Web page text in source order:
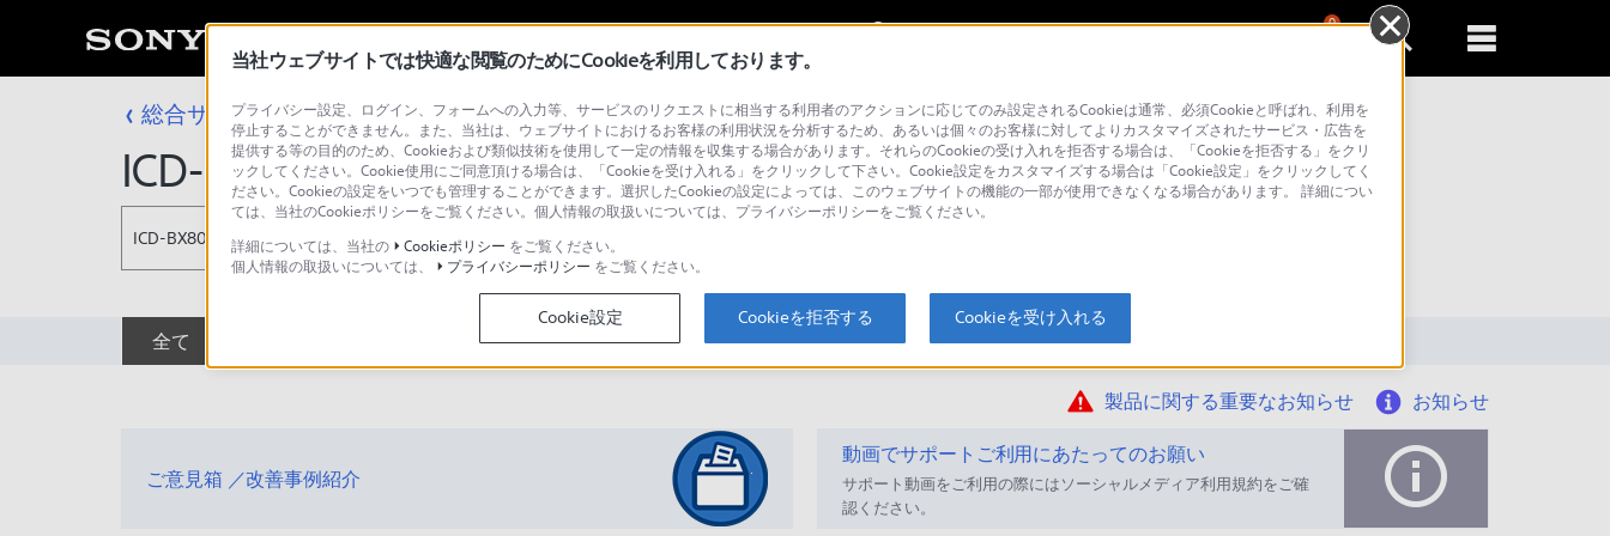
0
総合サポート・お問い合わせ ICD シリーズ
ICD-BX80
ICD-BX80
全て 取扱説明書 Q&A
製品に関する重要なお知らせ お知らせ
ご意見箱 ／改善事例紹介
動画でサポートご利用にあたってのお願い
サポート動画をご利用の際にはソーシャルメディア利用規約をご確
認ください。
当社ウェブサイトでは快適な閲覧のためにCookieを利用しております。
プライバシー設定、ログイン、フォームへの入力等、サービスのリクエストに相当する利用者のアクションに応じてのみ設定されるCookieは通常、必須Cookieと呼ばれ、利用を
停止することができません。また、当社は、ウェブサイトにおけるお客様の利用状況を分析するため、あるいは個々のお客様に対してよりカスタマイズされたサービス・広告を
提供する等の目的のため、Cookieおよび類似技術を使用して一定の情報を収集する場合があります。それらのCookieの受け入れを拒否する場合は、「Cookieを拒否する」をクリ
ックしてください。Cookie使用にご同意頂ける場合は、「Cookieを受け入れる」をクリックして下さい。Cookie設定をカスタマイズする場合は「Cookie設定」をクリックしてく
ださい。Cookieの設定をいつでも管理することができます。選択したCookieの設定によっては、このウェブサイトの機能の一部が使用できなくなる場合があります。 詳細につい
ては、当社のCookieポリシーをご覧ください。個人情報の取扱いについては、プライバシーポリシーをご覧ください。
詳細については、当社の
Cookieポリシー をご覧ください。
個人情報の取扱いについては、
プライバシーポリシー をご覧ください。
Cookie設定 Cookieを拒否する Cookieを受け入れる